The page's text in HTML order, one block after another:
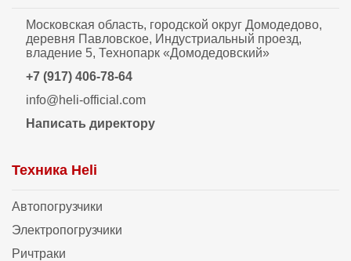
Московская область, городской округ Домодедово,
деревня Павловское, Индустриальный проезд,
владение 5, Технопарк «Домодедовский»
+7 (917) 406-78-64
info@heli-official.com
Написать директору
Техника Heli
Автопогрузчики
Электропогрузчики
Ричтраки